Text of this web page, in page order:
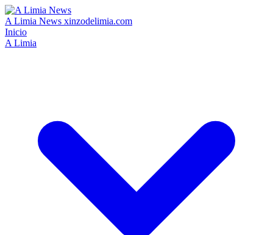
A Limia News xinzodelimia.com
Inicio
A Limia